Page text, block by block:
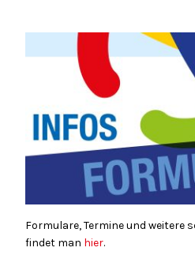
Formulare, Termine und
findet man hier.